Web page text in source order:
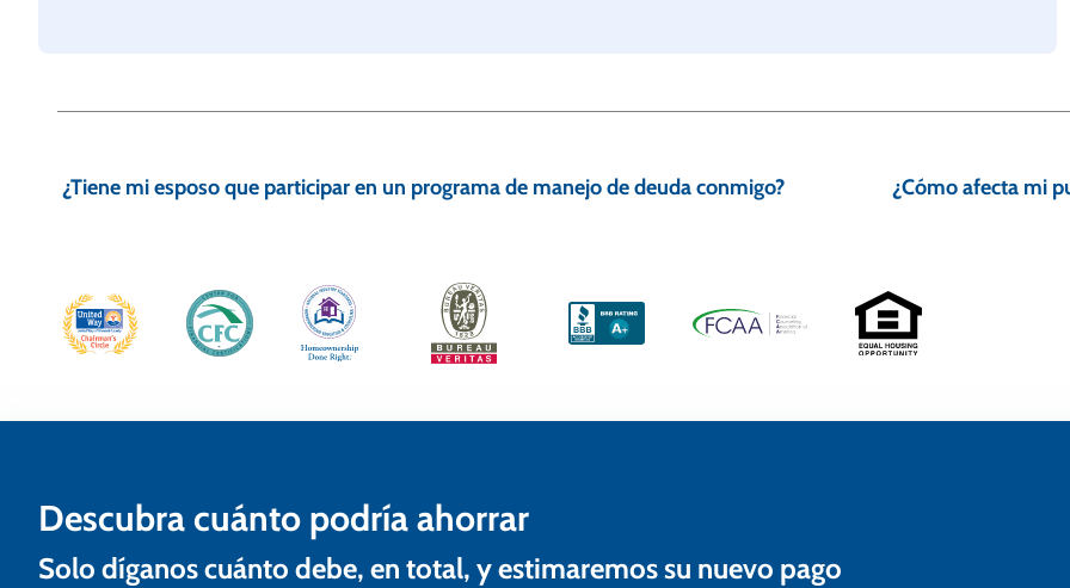
a
g
a
i
n
d
¿Tiene mi esposo que participar en un programa de manejo de deuda conmigo? ¿Cómo afecta mi
Descubra cuánto podría ahorrar
Solo díganos cuánto debe, en total, y estimaremos su nuevo pago